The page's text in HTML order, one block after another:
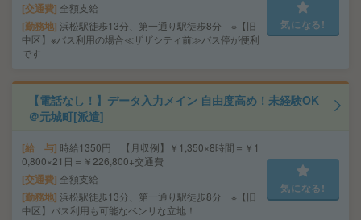
交通費 全額支給
勤務地 浜松駅徒歩13分、第一通り駅徒歩8分 ※【旧
中区】※バス利用の場合≪ザザシティ前≫バス停が便利
です
気になる!
【電話なし！】データ入力メイン 自由度高め！未経験OK
＠元城町[派遣]
給 与 時給1350円 【月収例】￥1,350×8時間＝￥1
0,800×21日＝￥226,800+交通費
交通費 全額支給
勤務地 浜松駅徒歩13分、第一通り駅徒歩8分 ※【旧
中区】バス利用も可能なベンリな立地！
気になる!